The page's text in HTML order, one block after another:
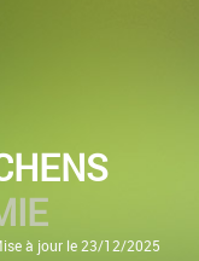
à jour le 23/12/2025